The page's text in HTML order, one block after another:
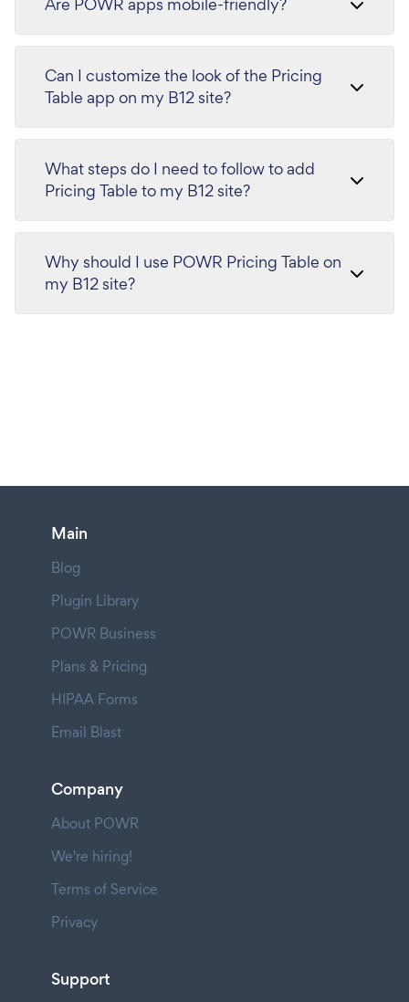
Can I customize the look of the Pricing
Table app on my B12 site?
What steps do I need to follow to add
Pricing Table to my B12 site?
Why should I use POWR Pricing Table on
my B12 site?
Main
Blog
Plugin Library
POWR Business
Plans & Pricing
HIPAA Forms
Email Blast
Company
About POWR
We're hiring!
Terms of Service
Privacy
Support